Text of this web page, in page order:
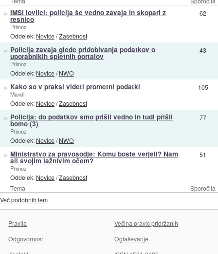
Tema Sporočila
» IMSI lovilci: policija še vedno zavaja in skopari z
resnico
Primoz
Oddelek: Novice/Zasebnost
62
» Policija zavaja glede pridobivanja podatkov o
uporabnikih spletnih portalov
Primoz
Oddelek: Novice/NWO
43
» Kako so v praksi videti prometni podatki
Mandi
Oddelek: Novice/Zasebnost
105
» Policija: do podatkov smo prišli vedno in tudi prišli
bomo (3)
Primoz
Oddelek: Novice/NWO
77
» Ministrstvo za pravosodje: Komu boste verjeli? Nam
ali svojim lažnivim očem?
Primoz
Oddelek: Novice/Zasebnost
51
Več podobnih tem
Pravila
Večina pravic pridržanih
Odgovornost
Oglaševanje